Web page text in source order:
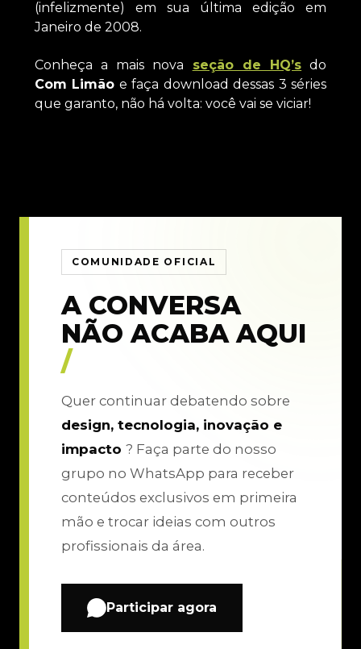
(infelizmente) em sua última edição em
Janeiro de 2008.
Conheça a mais nova seção de HQ’s do
Com Limão e faça download dessas 3 séries
que garanto, não há volta: você vai se viciar!
COMUNIDADE OFICIAL
A CONVERSA
NÃO ACABA AQUI
/
Quer continuar debatendo sobre
design, tecnologia, inovação e
impacto ? Faça parte do nosso
grupo no WhatsApp para receber
conteúdos exclusivos em primeira
mão e trocar ideias com outros
profissionais da área.
Participar agora